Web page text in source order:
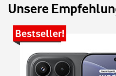
Unsere
Bestseller!